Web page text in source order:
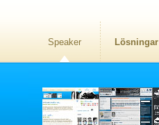
Speaker Lösningar